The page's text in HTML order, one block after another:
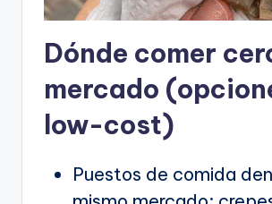
Dónde comer
mercado
low-cost)
Puestos de comida